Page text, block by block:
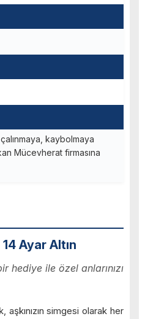
Ayar Altın
hediye ile özel anlarınızı
aşkınızın simgesi olarak her
kaybolmaya
Mücevherat firmasına